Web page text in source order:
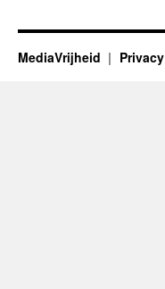
MediaVrijheid Privacy